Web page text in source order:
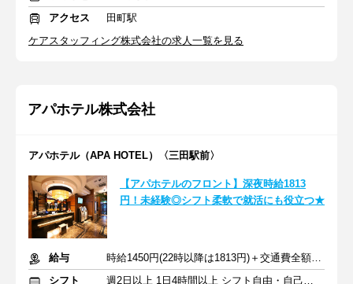
アクセス
田町駅
ケアスタッフィング株式会社の求人一覧を見る
アパホテル株式会社
アパホテル（APA HOTEL）〈三田駅前〉
【アパホテルのフロント】深夜時給1813
円！未経験◎シフト柔軟で就活にも役立つ★
給与
時給1450円(22時以降は1813円)＋交通費全額支給
シフト
週2日以上 1日4時間以上 シフト自由・自己申告